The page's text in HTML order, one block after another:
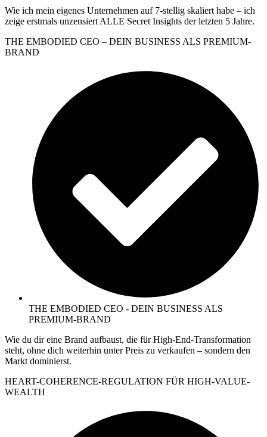
Wie ich mein eigenes Unternehmen auf 7-stellig skaliert habe – ich
zeige erstmals unzensiert ALLE Secret Insights der letzten 5 Jahre.
THE EMBODIED CEO – DEIN BUSINESS ALS PREMIUM-
BRAND
THE EMBODIED CEO - DEIN BUSINESS ALS
PREMIUM-BRAND
Wie du dir eine Brand aufbaust, die für High-End-Transformation
steht, ohne dich weiterhin unter Preis zu verkaufen – sondern den
Markt dominierst.
HEART-COHERENCE-REGULATION FÜR HIGH-VALUE-
WEALTH